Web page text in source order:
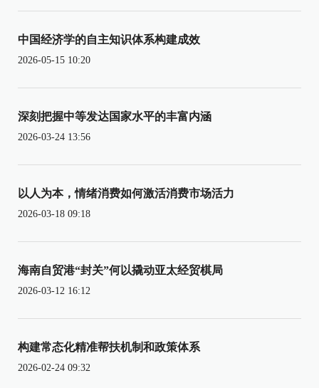
中国经济学的自主知识体系构建成效
2026-05-15 10:20
深刻把握中等发达国家水平的丰富内涵
2026-03-24 13:56
以人为本，情绪消费如何激活消费市场活力
2026-03-18 09:18
海南自贸港“封关”何以撬动亚太经贸棋局
2026-03-12 16:12
构建常态化精准帮扶机制和政策体系
2026-02-24 09:32